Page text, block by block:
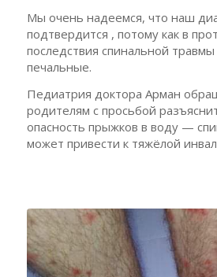
Мы очень надеемся, что наш
подтвердится , потому как в
последствия спинальной
печальные.
Педиатрия доктора Арман
родителям с просьбой
опасность прыжков в воду —
может привести к тяжёлой